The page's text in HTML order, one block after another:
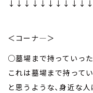
＜コーナ—＞
○墓場まで持っていっ
これは墓場まで持って
と思うような、身近な